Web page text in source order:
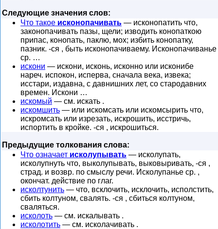
Следующие значения слов:
Что такое исконопачивать — исконопатить что,
законопачивать пазы, щели; изводить конопаткою
припас, конопать, паклю, мох; избить конопатку,
пазник. -ся , быть исконопачиваему. Исконопачиванье
ср. …
искони — искони, исконь, исконно или исконибе
нареч. испокон, исперва, сначала века, извека;
исстари, издавна, с давнишних лет, со стародавних
времен. Искони …
искомый — см. искать .
искомшить — или искомсать или искомсырить что,
искромсать или изрезать, искрошить, исстричь,
испортить в кройке. -ся , искрошиться.
Предыдущие толкования слова:
Что означает исколупывать — исколупать,
исколупнуть что, выколупывать, выковыривать, -ся ,
страд. и возвр. по смыслу речи. Исколупанье ср. ,
окончат. действие по глаг.
исколтунить — что, всклочить, исклочить, исполстить,
сбить колтуном, свалять. -ся , сбиться колтуном,
сваляться.
исколоть — см. искалывать .
исколотить — см. исколачивать .